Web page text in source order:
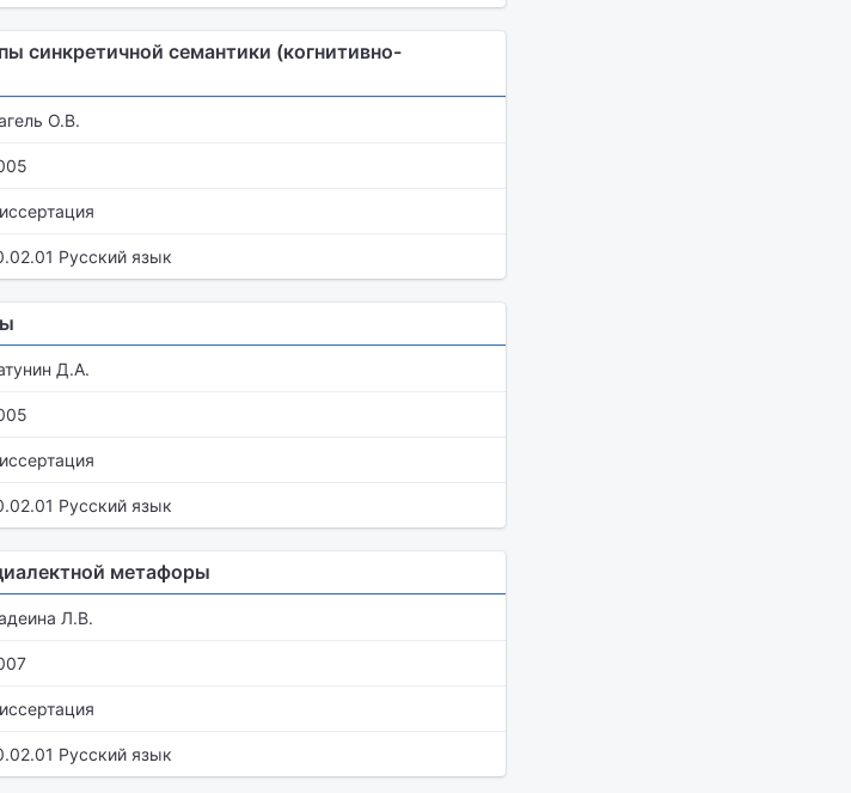
синкретичной семантики (когнитивно-
О.В.
Русский язык
Д.А.
Русский язык
метафоры
Л.В.
Русский язык